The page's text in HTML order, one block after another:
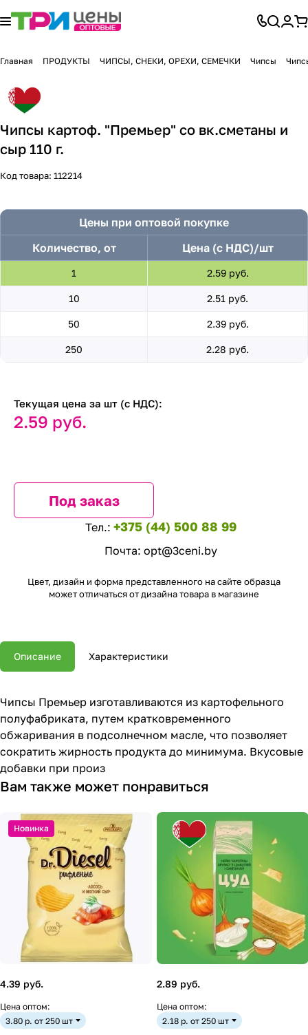
Главная ПРОДУКТЫ ЧИПСЫ, СНЕКИ, ОРЕХИ, СЕМЕЧКИ Чипсы
Чипсы картоф. "Премьер" со вк.сметаны и
сыр 110 г.
Код товара: 112214
Цены при оптовой покупке
Количество, от
Цена (с НДС)/шт
1 2.59 руб.
10 2.51 руб.
50 2.39 руб.
250 2.28 руб.
Текущая цена за шт (с НДС):
2.59 руб.
Под заказ
Тел.: +375 (44) 500 88 99
Почта: opt@3ceni.by
Цвет, дизайн и форма представленного на сайте образца
может отличаться от дизайна товара в магазине
Описание Характеристики
Чипсы Премьер изготавливаются из картофельного
полуфабриката, путем кратковременного
обжаривания в подсолнечном масле, что позволяет
сократить жирность продукта до минимума. Вкусовые
добавки при произ
Вам также может понравиться
Новинка
4.39 руб.
Цена оптом:
3.80 р. от 250 шт
2.89 руб.
Цена оптом:
2.18 р. от 250 шт